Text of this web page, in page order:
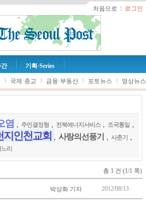
처음으로 l 로그인
간 기획·Series
l 국제·종교 l 금융·부동산 l 포토뉴스 l 영상뉴스
염 주민결정형 전북에너지서비스 조국통일
지인천교회 사랑의선풍기 사춘기
리
총 1 건 (1/1 쪽)
박상화 기자 2012/08/13